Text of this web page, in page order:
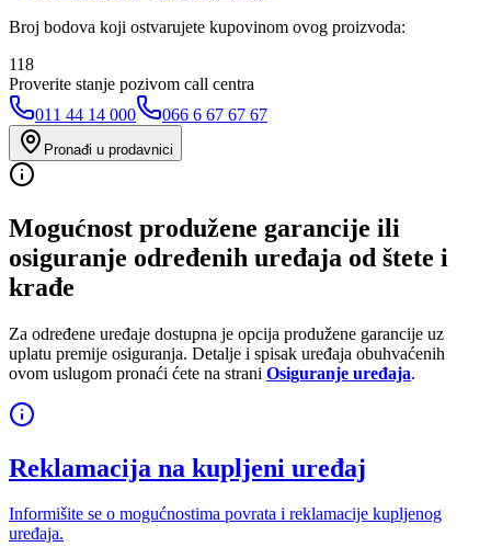
Broj bodova koji ostvarujete kupovinom ovog proizvoda:
118
Proverite stanje pozivom call centra
011 44 14 000
066 6 67 67 67
Pronađi u prodavnici
Mogućnost produžene garancije ili
osiguranje određenih uređaja od štete i
krađe
Za određene uređaje dostupna je opcija produžene garancije uz
uplatu premije osiguranja. Detalje i spisak uređaja obuhvaćenih
ovom uslugom pronaći ćete na strani Osiguranje uređaja.
Reklamacija na kupljeni uređaj
Informišite se o mogućnostima povrata i reklamacije kupljenog
uređaja.